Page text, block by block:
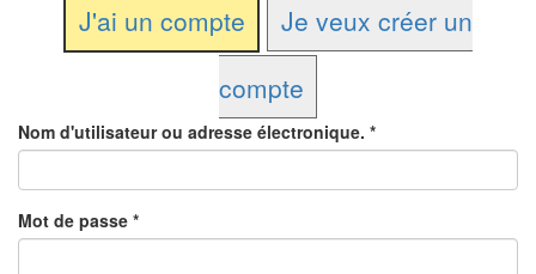
J'ai un compte
Je veux créer un
compte
Nom d'utilisateur ou adresse électronique. *
Mot de passe *